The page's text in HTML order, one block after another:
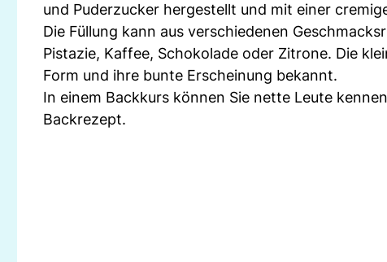
und Puderzucker hergestellt und mit einer
Die Füllung kann aus verschiedenen
Pistazie, Kaffee, Schokolade oder Zitrone. Die
Form und ihre bunte Erscheinung bekannt.
In einem Backkurs können Sie nette Leute
Backrezept.